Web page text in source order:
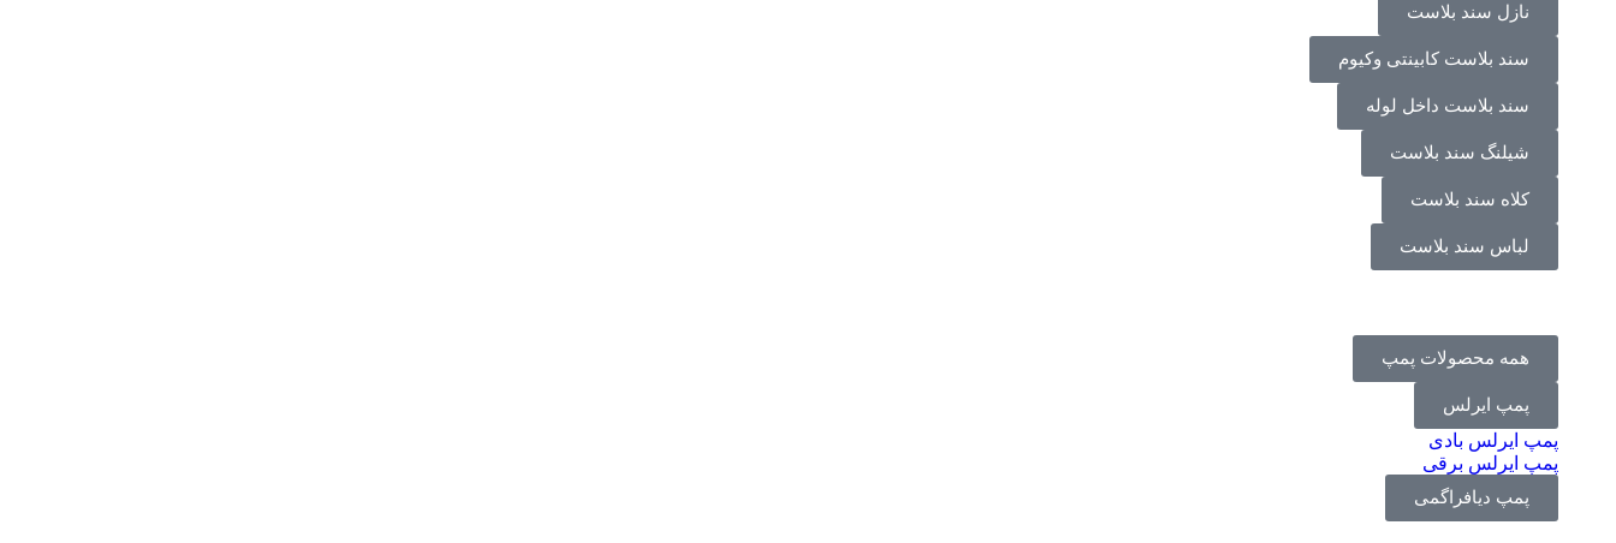
نازل سند بلاست
سند بلاست کابینتی وکیوم
سند بلاست داخل لوله
شیلنگ سند بلاست
کلاه سند بلاست
لباس سند بلاست
همه محصولات پمپ
پمپ ایرلس
پمپ ایرلس بادی
پمپ ایرلس برقی
پمپ دیافراگمی